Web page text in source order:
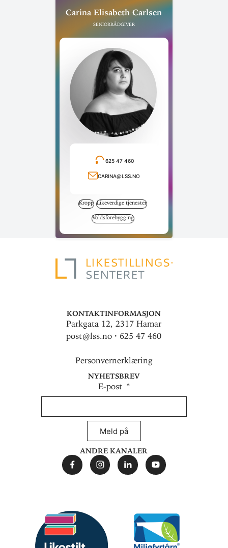
Carina Eli­sabeth Carlsen
Seniorrådgiver
625 47 460
carina@lss.no
Send e-post
Kropp Likeverdige tjenester
Voldsforebygging
Kontaktinformasjon
Parkgata 12, 2317 Hamar
post@lss.no · 625 47 460
Personvernerklæring
Nyhetsbrev
E-post
Meld på
Andre kanaler